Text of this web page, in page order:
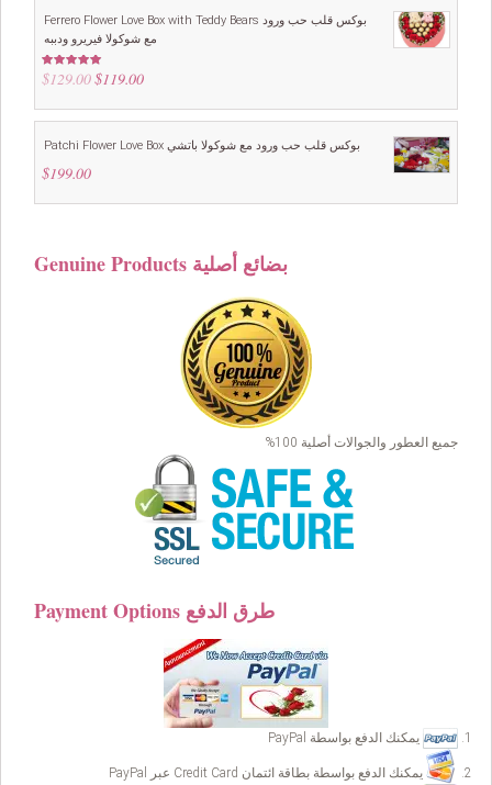
Ferrero Flower Love Box with Teddy Bears بوكس قلب حب ورود
مع شوكولا فيريرو ودببه
Rated 5.00
out of 5
$129.00 Original
was:
$119.00Current
is:
Patchi Flower Love Box بوكس قلب حب ورود مع شوكولا باتشي
$199.00
Genuine Products بضائع أصلية
جميع العطور والجوالات أصلية 100%
Payment Options طرق الدفع
يمكنك الدفع بواسطة PayPal
يمكنك الدفع بواسطة بطاقة ائتمان Credit Card عبر PayPal